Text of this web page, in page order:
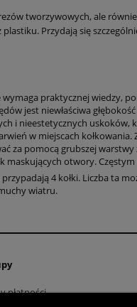
tworzywowych, ale
Przydają się
praktycznej wiedzy,
jest niewłaściwa
i nieestetycznych uskoków,
w miejscach
za pomocą grubszej
otwory.
4 kołki. Liczba ta
wiatru.
płatności